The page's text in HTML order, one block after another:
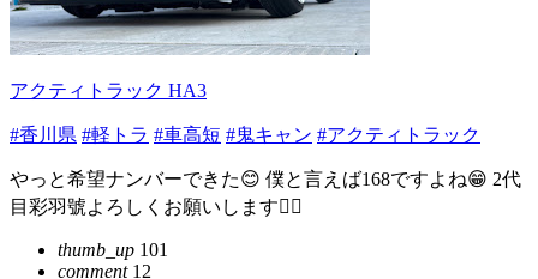
アクティトラック HA3
#香川県 #軽トラ #車高短 #鬼キャン #アクティトラック
やっと希望ナンバーできた😊 僕と言えば168ですよね😁 2代
目彩羽號よろしくお願いします🙇‍♂️
thumb_up 101
comment12